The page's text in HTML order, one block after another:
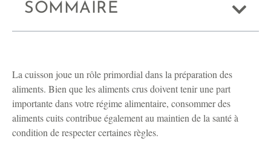
SOMMAIRE
La cuisson joue un rôle primordial dans la préparation des
aliments. Bien que les aliments crus doivent tenir une part
importante dans votre régime alimentaire, consommer des
aliments cuits contribue également au maintien de la santé à
condition de respecter certaines règles.